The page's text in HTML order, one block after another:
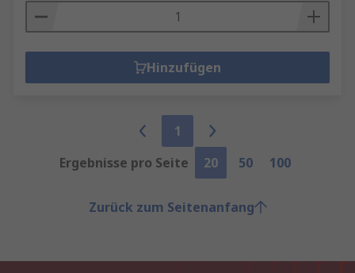
Hinzufügen
1
Ergebnisse pro Seite
20 50 100
Zurück zum Seitenanfang